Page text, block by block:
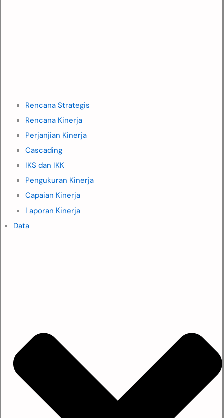
Rencana Strategis
Rencana Kinerja
Perjanjian Kinerja
Cascading
IKS dan IKK
Pengukuran Kinerja
Capaian Kinerja
Laporan Kinerja
Data